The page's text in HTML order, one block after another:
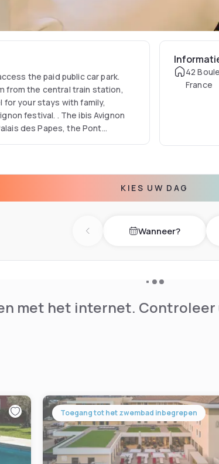
the paid public car park.
from the central train station,
for your stays with family,
festival. . The ibis Avignon
des Papes, the Pont
42
France
KIES UW DAG
Previous dayWanneer?
met het internet.
Toegang tot het zwembad inbegrepen